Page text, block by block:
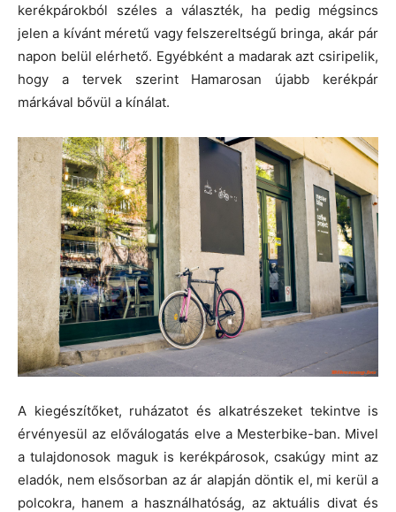
kerékpárokból széles a választék, ha pedig mégsincs
jelen a kívánt méretű vagy felszereltségű bringa, akár pár
napon belül elérhető. Egyébként a madarak azt csiripelik,
hogy a tervek szerint Hamarosan újabb kerékpár
márkával bővül a kínálat.
A kiegészítőket, ruházatot és alkatrészeket tekintve is
érvényesül az előválogatás elve a Mesterbike-ban. Mivel
a tulajdonosok maguk is kerékpárosok, csakúgy mint az
eladók, nem elsősorban az ár alapján döntik el, mi kerül a
polcokra, hanem a használhatóság, az aktuális divat és